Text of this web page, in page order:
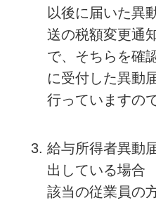
以後に届いた異
送の税額変更通
で、そちらを確
に受付した異動
行っていますの
給与所得者異動
出している場合
該当の従業員の